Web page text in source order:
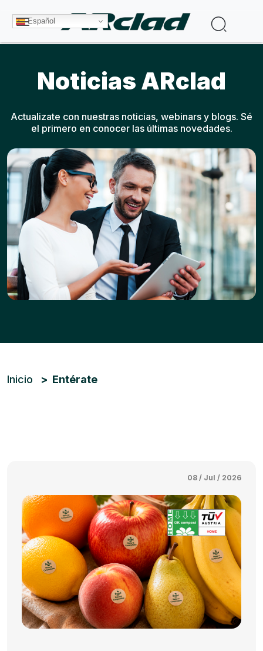
Buscar
Español
Noticias ARclad
Actualizate con nuestras noticias, webinars y blogs. Sé
el primero en conocer las últimas novedades.
Ruta de navegación
Inicio Entérate
08 / Jul / 2026